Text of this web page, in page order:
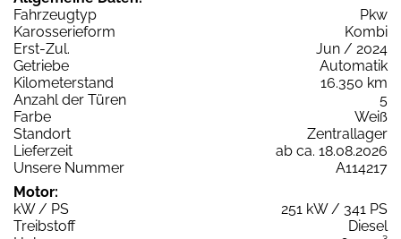
Fahrzeugtyp
Pkw
Karosserieform
Kombi
Erst-Zul.
Jun / 2024
Getriebe
Automatik
Kilometerstand
16.350 km
Anzahl der Türen
5
Farbe
Weiß
Standort
Zentrallager
Lieferzeit
ab ca. 18.08.2026
Unsere Nummer
A114217
Motor:
kW / PS
251 kW / 341 PS
Treibstoff
Diesel